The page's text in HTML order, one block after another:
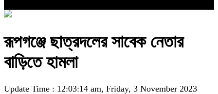
রূপগঞ্জে ছাত্রদলের সাবেক নেতার
বাড়িতে হামলা
Update Time : 12:03:14 am, Friday, 3 November 2023